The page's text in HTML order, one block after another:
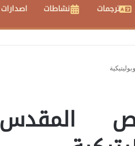
ترجمات نشاطات اصدارات
المقدس